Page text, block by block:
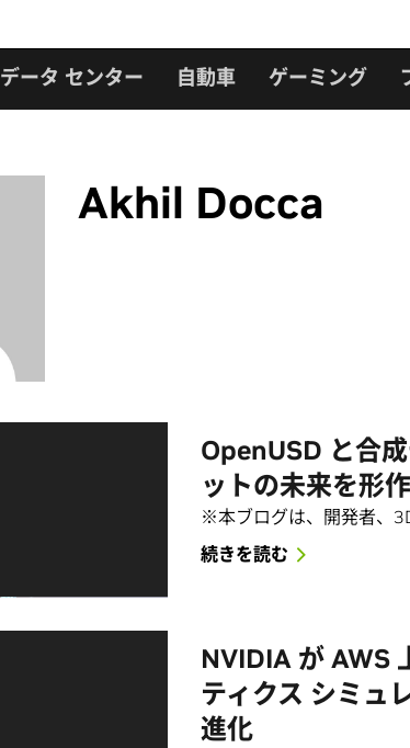
データ センター 自動車 ゲーミング
Akhil Docca
OpenUSD と合
ットの未来を形
※本ブログは、開発者、
続きを読む
NVIDIA が AWS
ティクス シミュ
進化